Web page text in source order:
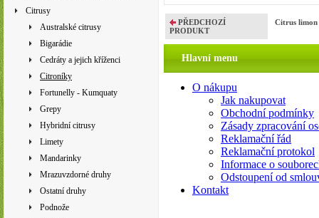
Citrusy
Australské citrusy
Bigarádie
Cedráty a jejich kříženci
Citroníky
Fortunelly - Kumquaty
Grepy
Hybridní citrusy
Limety
Mandarinky
Mrazuvzdorné druhy
Ostatní druhy
Podnože
PŘEDCHOZÍ
PRODUKT
Citrus
Hlavní menu
O nákupu
Jak nakupovat
Obchodní podmínky
Zásady zpracování
Reklamační řád
Reklamační protokol
Informace o
Odstoupení od
Kontakt